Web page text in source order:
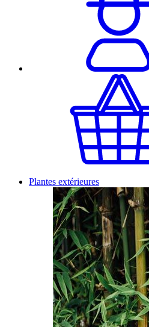
Plantes extérieures